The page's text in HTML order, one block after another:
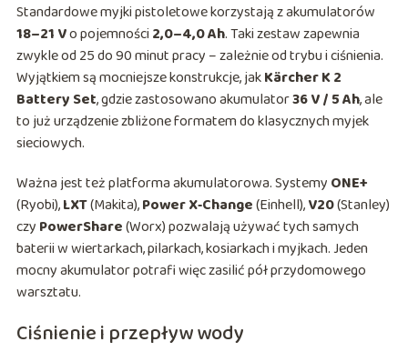
Standardowe myjki pistoletowe korzystają z akumulatorów
18–21 Vo pojemności 2,0–4,0 Ah. Taki zestaw zapewnia
zwykle od 25 do 90 minut pracy – zależnie od trybu i ciśnienia.
Wyjątkiem są mocniejsze konstrukcje, jakKärcher K 2
Battery Set, gdzie zastosowano akumulator36 V / 5 Ah, ale
to już urządzenie zbliżone formatem do klasycznych myjek
sieciowych.
Ważna jest też platforma akumulatorowa. Systemy ONE+
(Ryobi),LXT(Makita),Power X‑Change(Einhell),V20(Stanley)
czy PowerShare(Worx) pozwalają używać tych samych
baterii w wiertarkach, pilarkach, kosiarkach i myjkach. Jeden
mocny akumulator potrafi więc zasilić pół przydomowego
warsztatu.
Ciśnienie i przepływ wody